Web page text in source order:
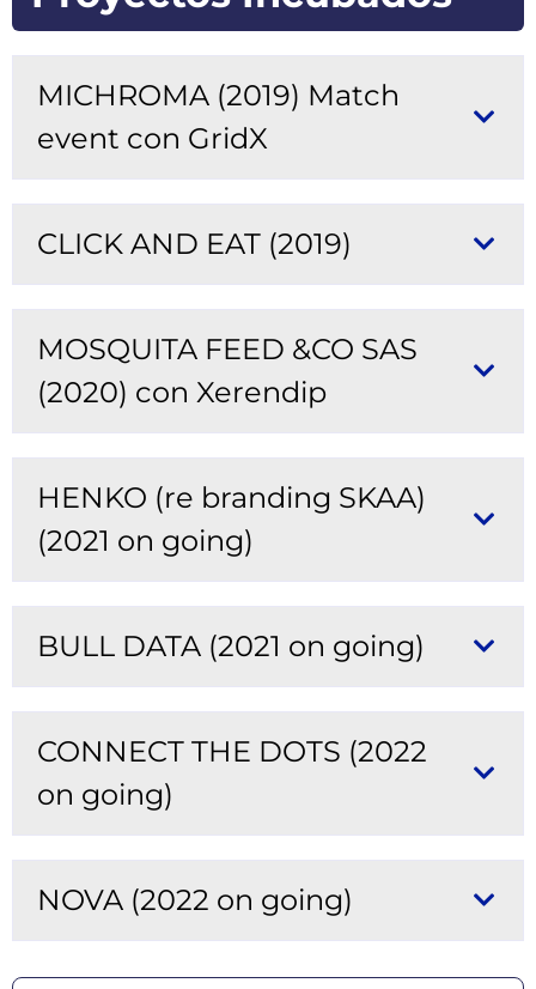
MICHROMA (2019) Match
event con GridX
CLICK AND EAT (2019)
MOSQUITA FEED &CO SAS
(2020) con Xerendip
HENKO (re branding SKAA)
(2021 on going)
BULL DATA (2021 on going)
CONNECT THE DOTS (2022
on going)
NOVA (2022 on going)